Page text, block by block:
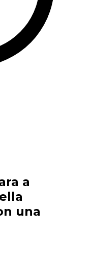
a
una